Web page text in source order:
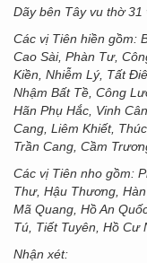
Dãy bên Tây vu thờ 31
Các vị Tiên hiền gồm:
Cao Sài, Phàn Tư,
Kiền, Nhiễm Lý, Tất
Nhậm Bất Tề, Công
Hãn Phụ Hắc, Vinh
Cang, Liêm Khiết,
Trần Cang, Cầm
Các vị Tiên nho gồm:
Thư, Hậu Thương,
Mã Quang, Hồ An
Tú, Tiết Tuyên, Hồ Cư
Nhận xét: